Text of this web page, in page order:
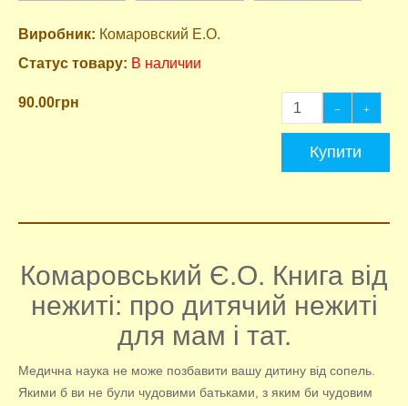
Виробник: Комаровский Е.О.
Статус товару: В наличии
90.00грн
Купити
Комаровський Є.О. Книга від
нежиті: про дитячий нежиті
для мам і тат.
Медична наука не може позбавити вашу дитину від сопель.
Якими б ви не були чудовими батьками, з яким би чудовим